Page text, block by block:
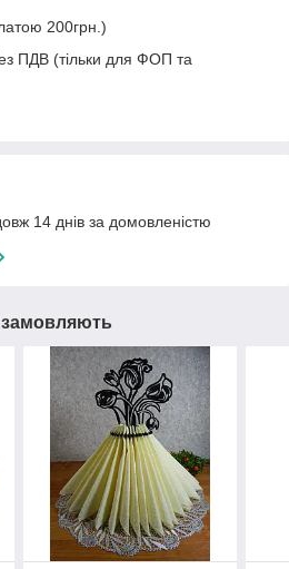
200грн.)
ПДВ (тільки для ФОП та
14 днів за домовленістю